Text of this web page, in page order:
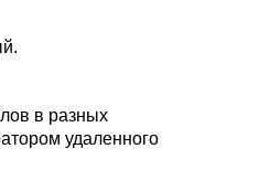
в разных
удаленного